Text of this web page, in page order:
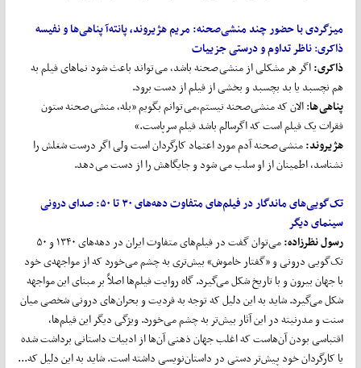
میزگردی با حضور چند منشیصحنه: مریم هژیروند، پانتهآ پناهیها و نفیسه
ذاکری:ناظر تداوم و درستی جزییات
ذاکری:اگر هر مشکلی از منشی صحنه باشد، می تواند باعث شود نماهای فیلم به
هم نچسبد یا بد بچسبد و بخشی از فیلم از دست برود.
پناهیها: الان که منشی‌صحنه نیستم،می توانم بگویم «بله، منشی صحنه ستون
فقرات یک فیلم است که اگرسالم باشد فیلم سرپاست.»
هژیروند:منشی صحنه آدم مورد اعتماد کارگردان است ولی اگر درست شغلش را
نشناسد، اطمینان از او سلب می شود و جایگاهش را از دست می دهد.
تکگوییهای ماندگاردر فیلمهای متفاوت دهههای ۳۰ تا ۵۰:
صدای درونی
سینمای دیگر
رسول نظرزاده:
می‌توان گفت در فیلم‌های متفاوت ایران در دهه‌های ۱۳۴۰ و ۵۰
تک‌گویی درونی و «گفتار خاموش» بیش‌تری به چشم می‌خورد که از مواجهه‌ی خود
با جهان بیرون و با تاریخ شکل می‌گیرد. گاه روایت فیلم‌ها اصلاً بر مبنای این مواجهه
شکل می‌گیرد. شاید به این دلیل که توجه به فردیت و بحران‌های درونی شخصی میان
سنت و مدرنیته در این آثار بیش‌تر به چشم می‌خورد. ویژگی دیگر این فیلم‌ها،
اقتباسی بودن آن‌هاست که اغلب جهان ذهنی آن‌ها از ادبیات داستانی برداشت شده
یا کارگردان خود پیش‌تر دستی در داستان‌نویسی داشته است. شاید به این دلیل که...